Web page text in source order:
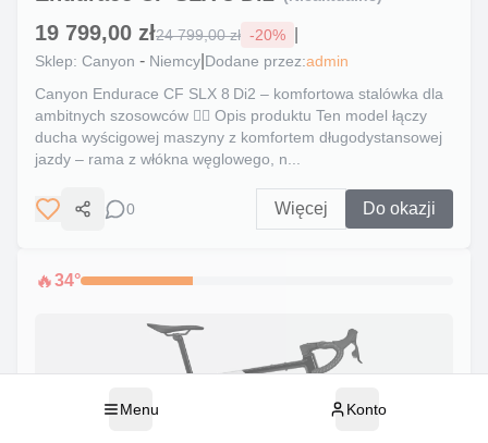
19 799,00 zł24 799,00 zł -20%
Sklep: Canyon - Niemcy Dodane przez:admin
Canyon Endurace CF SLX 8 Di2 – komfortowa stalówka dla
ambitnych szosowców 🚴‍♂️ Opis produktu Ten model łączy
ducha wyścigowej maszyny z komfortem długodystansowej
jazdy – rama z włókna węglowego, n...
Udostępnij
0 Więcej Do okazji
🔥34°
Menu Konto